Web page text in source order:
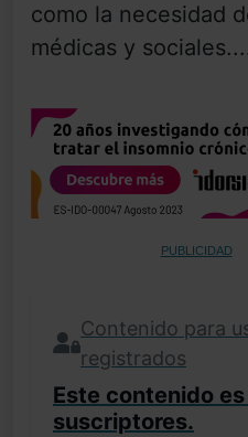
como la necesidad
médicas y
PUBLICIDAD
Contenido para
registrados
Este contenido
suscriptores.